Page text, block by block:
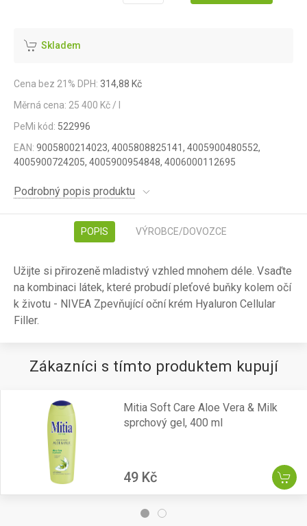
Skladem
Cena bez 21% DPH: 314,88 Kč
Měrná cena: 25 400 Kč / l
PeMi kód: 522996
EAN: 9005800214023, 4005808825141, 4005900480552,
4005900724205, 4005900954848, 4006000112695
Podrobný popis produktu
POPIS VÝROBCE/DOVOZCE
Užijte si přirozeně mladistvý vzhled mnohem déle. Vsaďte
na kombinaci látek, které probudí pleťové buňky kolem očí
k životu - NIVEA Zpevňující oční krém Hyaluron Cellular
Filler.
Zákazníci s tímto produktem kupují
Mitia Soft Care Aloe Vera & Milk
sprchový gel, 400 ml
49 Kč